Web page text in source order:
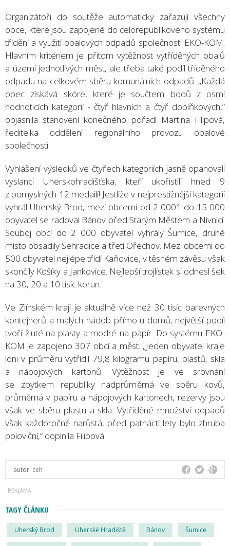
Organizátoři do soutěže automaticky zařazují všechny
obce, které jsou zapojené do celorepublikového systému
třídění a využití obalových odpadů společnosti EKO-KOM.
Hlavním kritériem je přitom výtěžnost vytříděných obalů
a území jednotlivých měst, ale třeba také podíl tříděného
odpadu na celkovém sběru komunálních odpadů. „Každá
obec získává skóre, které je součtem bodů z osmi
hodnoticích kategorií - čtyř hlavních a čtyř doplňkových,“
objasnila stanovení konečného pořadí Martina Filipová,
ředitelka oddělení regionálního provozu obalové
společnosti.
Vyhlášení výsledků ve čtyřech kategoriích jasně opanovali
vyslanci Uherskohradišťska, kteří ukořistili hned 9
z pomyslných 12 medailí! Jestliže v nejprestižnější kategorii
vyhrál Uherský Brod, mezi obcemi od 2 0001 do 15 000
obyvatel se radoval Bánov před Starým Městem a Nivnicí.
Souboj obcí do 2 000 obyvatel vyhrály Šumice, druhé
místo obsadily Sehradice a třetí Ořechov. Mezi obcemi do
500 obyvatel nejlépe třídí Kaňovice, v těsném závěsu však
skončily Košíky a Jankovice. Nejlepší trojlístek si odnesl šek
na 30, 20 a 10 tisíc korun.
Ve Zlínském kraji je aktuálně více než 30 tisíc barevných
kontejnerů a malých nádob přímo u domů, největší podíl
tvoří žluté na plasty a modré na papír. Do systému EKO-
KOM je zapojeno 307 obcí a měst. „Jeden obyvatel kraje
loni v průměru vytřídil 79,8 kilogramu papíru, plastů, skla
a nápojových kartonů. Výtěžnost je ve srovnání
se zbytkem republiky nadprůměrná ve sběru kovů,
průměrná v papíru a nápojových kartonech, rezervy jsou
však ve sběru plastu a skla. Vytříděné množství odpadů
však každoročně narůstá, před patnácti lety bylo zhruba
poloviční,“ doplnila Filipová.
autor: ceh
TAGY ČLÁNKU
Uherský Brod Uherské Hradiště Bánov Šumice